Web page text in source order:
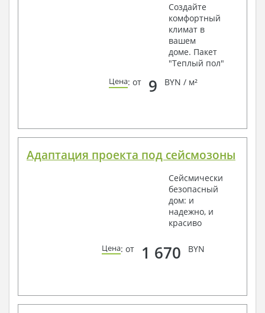
Создайте
комфортный
климат в
вашем
доме. Пакет
"Теплый пол"
Цена: от 9 BYN / м²
Адаптация проекта под сейсмозоны
Сейсмически
безопасный
дом: и
надежно, и
красиво
Цена: от 1 670 BYN